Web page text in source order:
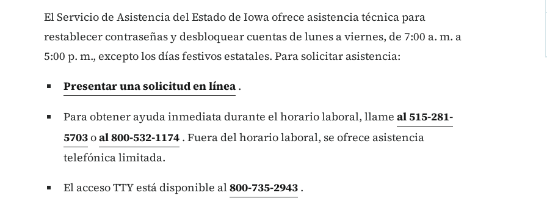
El Servicio de Asistencia del Estado de Iowa ofrece asistencia técnica para
restablecer contraseñas y desbloquear cuentas de lunes a viernes, de 7:00 a. m. a
5:00 p. m., excepto los días festivos estatales. Para solicitar asistencia:
Presentar una solicitud en línea .
Para obtener ayuda inmediata durante el horario laboral, llame al 515-281-
5703oal 800-532-1174 . Fuera del horario laboral, se ofrece asistencia
telefónica limitada.
El acceso TTY está disponible al800-735-2943 .